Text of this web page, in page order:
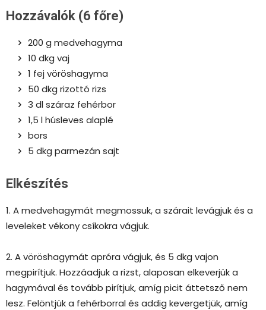
Hozzávalók (6 főre)
200 g medvehagyma
10 dkg vaj
1 fej vöröshagyma
50 dkg rizottó rizs
3 dl száraz fehérbor
1,5 l húsleves alaplé
bors
5 dkg parmezán sajt
Elkészítés
1. A medvehagymát megmossuk, a szárait levágjuk és a
leveleket vékony csíkokra vágjuk.
2. A vöröshagymát apróra vágjuk, és 5 dkg vajon
megpirítjuk. Hozzáadjuk a rizst, alaposan elkeverjük a
hagymával és tovább pirítjuk, amíg picit áttetsző nem
lesz. Felöntjük a fehérborral és addig kevergetjük, amíg